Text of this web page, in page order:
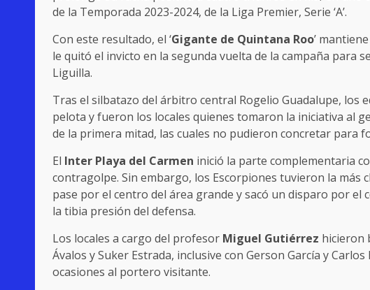
de la Temporada 2023-2024, de la Liga Premier, Serie ‘A’.
Con este resultado, el ‘Gigante de Quintana Roo’
le quitó el invicto en la segunda vuelta de la campaña para
Liguilla.
Tras el silbatazo del árbitro central Rogelio Guadalupe, los
pelota y fueron los locales quienes tomaron la iniciativa al
de la primera mitad, las cuales no pudieron concretar para
El Inter Playa del Carmen inició la parte complementaria
contragolpe. Sin embargo, los Escorpiones tuvieron la más
pase por el centro del área grande y sacó un disparo por
la tibia presión del defensa.
Los locales a cargo del profesor Miguel Gutiérrez hicieron
Ávalos y Suker Estrada, inclusive con Gerson García y
ocasiones al portero visitante.